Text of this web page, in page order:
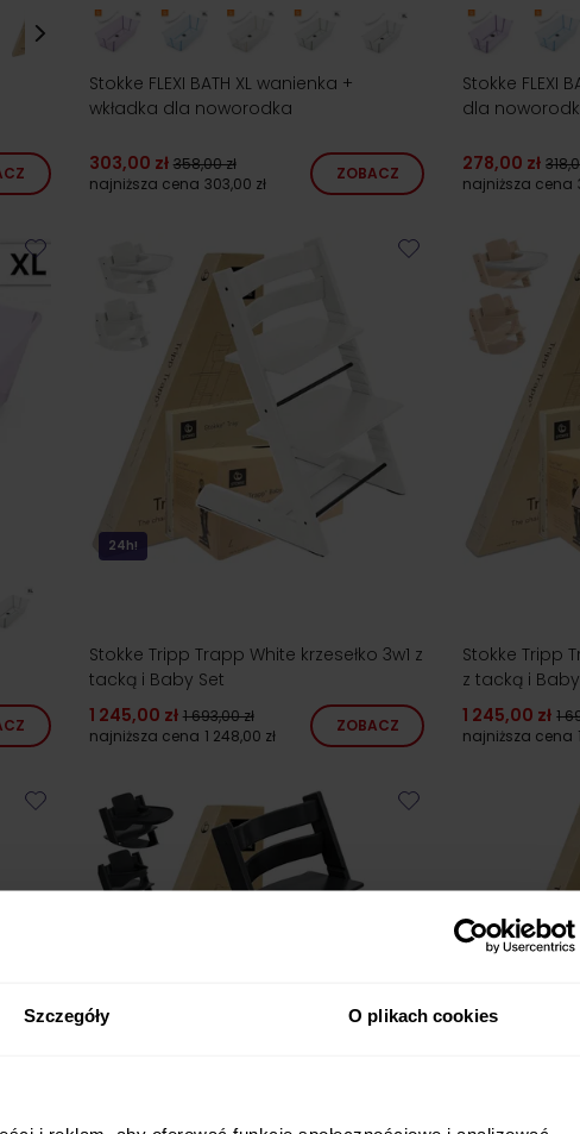
Szczegóły O plikach cookies
Stokke FLEXI BATH XL wanienka +
wkładka dla noworodka
303,00 zł 358,00 zł
najniższa cena 303,00 zł
ZOBACZ
Stokke FLEXI
dla
278,00 zł
najniższa cena
24h!
Stokke Tripp Trapp White krzesełko 3w1 z
tacką i Baby Set
1 245,00 zł 1 693,00 zł
najniższa cena 1 248,00 zł
ZOBACZ
Stokke Tripp
z tacką i
1 245,00 zł 1
najniższa cena